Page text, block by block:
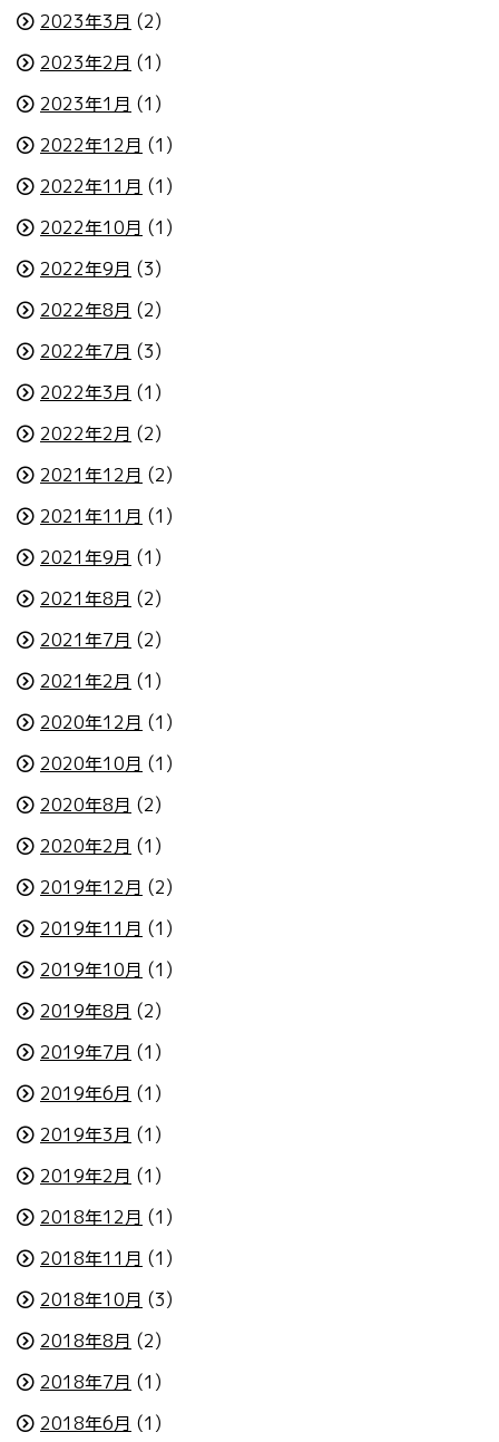
2023年3月 (2)
2023年2月 (1)
2023年1月 (1)
2022年12月 (1)
2022年11月 (1)
2022年10月 (1)
2022年9月 (3)
2022年8月 (2)
2022年7月 (3)
2022年3月 (1)
2022年2月 (2)
2021年12月 (2)
2021年11月 (1)
2021年9月 (1)
2021年8月 (2)
2021年7月 (2)
2021年2月 (1)
2020年12月 (1)
2020年10月 (1)
2020年8月 (2)
2020年2月 (1)
2019年12月 (2)
2019年11月 (1)
2019年10月 (1)
2019年8月 (2)
2019年7月 (1)
2019年6月 (1)
2019年3月 (1)
2019年2月 (1)
2018年12月 (1)
2018年11月 (1)
2018年10月 (3)
2018年8月 (2)
2018年7月 (1)
2018年6月 (1)